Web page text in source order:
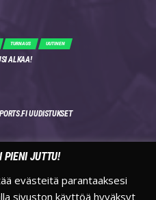
TURNAUS UUTINEN
ALKAA!
UUDISTUKSET
YLEINEN
PIENI JUTTU!
evästeitä parantaaksesi
sivuston käyttöä hyväksyt